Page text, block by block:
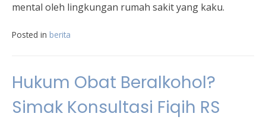
mental oleh lingkungan rumah sakit yang kaku.
Posted in berita
Hukum Obat Beralkohol?
Simak Konsultasi Fiqih RS